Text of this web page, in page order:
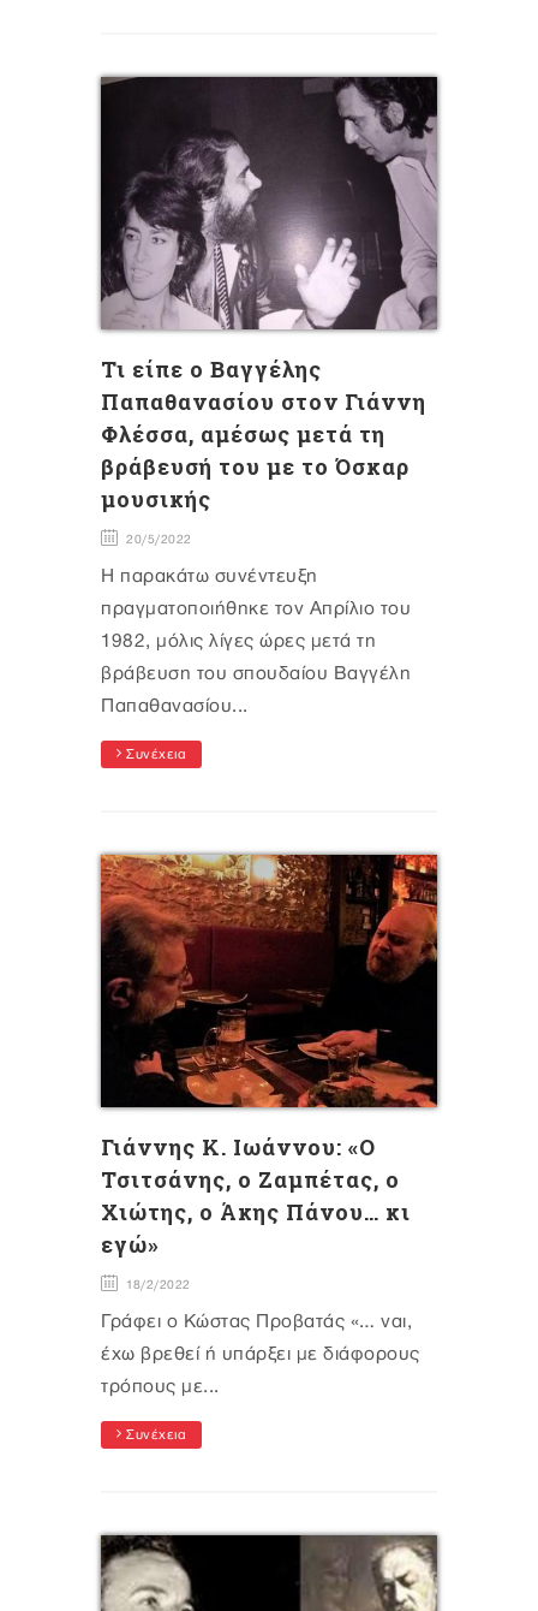
Τι είπε ο Βαγγέλης
Παπαθανασίου στον Γιάννη
Φλέσσα, αμέσως μετά τη
βράβευσή του με το Όσκαρ
μουσικής
20/5/2022
Η παρακάτω συνέντευξη
πραγματοποιήθηκε τον Απρίλιο του
1982, μόλις λίγες ώρες μετά τη
βράβευση του σπουδαίου Βαγγέλη
Παπαθανασίου...
Συνέχεια
Γιάννης Κ. Ιωάννου: «Ο
Τσιτσάνης, ο Ζαμπέτας, ο
Χιώτης, ο Άκης Πάνου… κι
εγώ»
18/2/2022
Γράφει ο Κώστας Προβατάς «… ναι,
έχω βρεθεί ή υπάρξει με διάφορους
τρόπους με...
Συνέχεια